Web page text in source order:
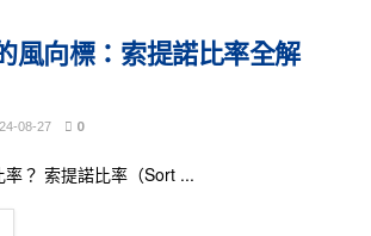
風向標：索提諾比率全解
08-27 0
？ 索提諾比率（Sort ...